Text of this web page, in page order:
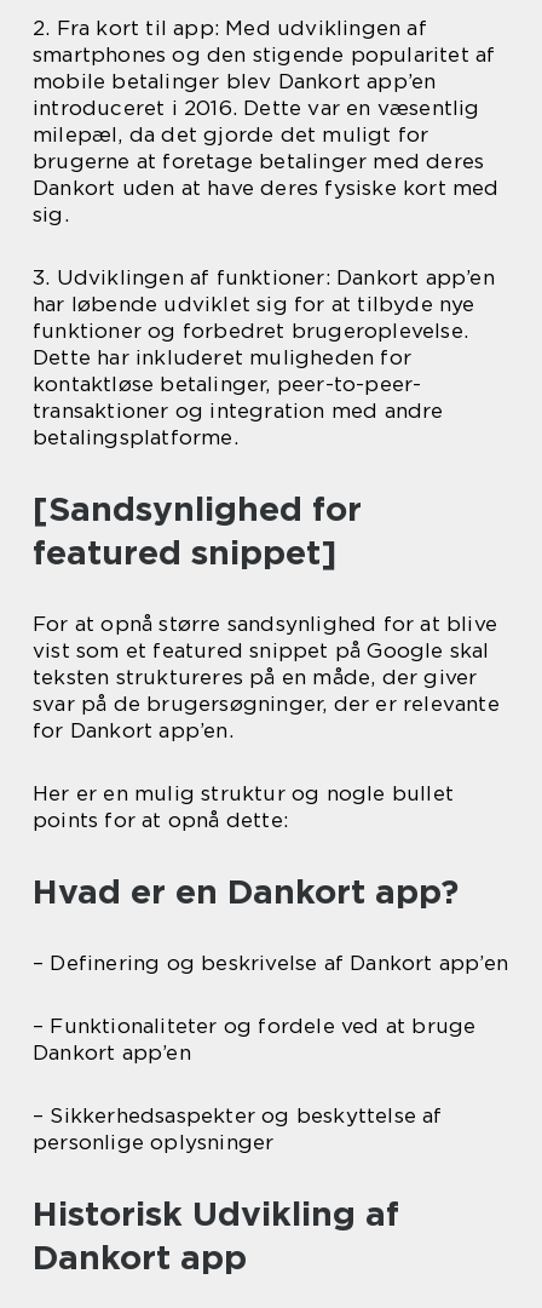
2. Fra kort til app: Med udviklingen af
smartphones og den stigende popularitet af
mobile betalinger blev Dankort app’en
introduceret i 2016. Dette var en væsentlig
milepæl, da det gjorde det muligt for
brugerne at foretage betalinger med deres
Dankort uden at have deres fysiske kort med
sig.
3. Udviklingen af funktioner: Dankort app’en
har løbende udviklet sig for at tilbyde nye
funktioner og forbedret brugeroplevelse.
Dette har inkluderet muligheden for
kontaktløse betalinger, peer-to-peer-
transaktioner og integration med andre
betalingsplatforme.
[Sandsynlighed for
featured snippet]
For at opnå større sandsynlighed for at blive
vist som et featured snippet på Google skal
teksten struktureres på en måde, der giver
svar på de brugersøgninger, der er relevante
for Dankort app’en.
Her er en mulig struktur og nogle bullet
points for at opnå dette:
Hvad er en Dankort app?
– Definering og beskrivelse af Dankort app’en
– Funktionaliteter og fordele ved at bruge
Dankort app’en
– Sikkerhedsaspekter og beskyttelse af
personlige oplysninger
Historisk Udvikling af
Dankort app